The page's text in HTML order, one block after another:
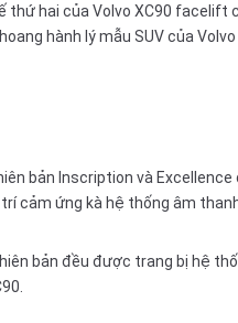
thứ hai của Volvo XC90 facelift
hành lý mẫu SUV của
bản Inscription và
cảm ứng kà hệ thống âm
bản đều được trang bị hệ